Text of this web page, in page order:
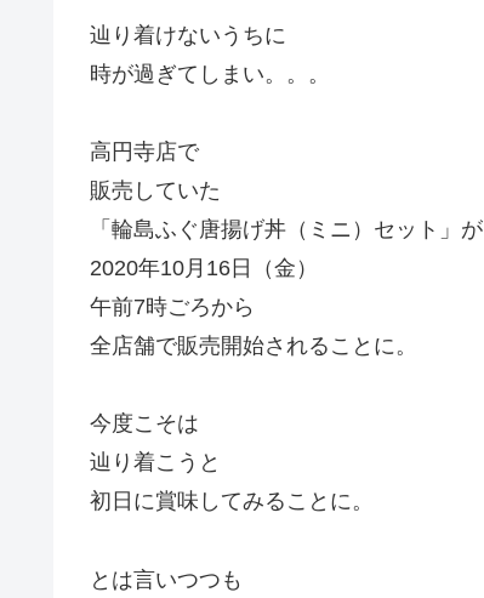
辿り着けないうちに
時が過ぎてしまい。。。
高円寺店で
販売していた
「輪島ふぐ唐揚げ丼（ミニ）セット」が
2020年10月16日（金）
午前7時ごろから
全店舗で販売開始されることに。
今度こそは
辿り着こうと
初日に賞味してみることに。
とは言いつつも